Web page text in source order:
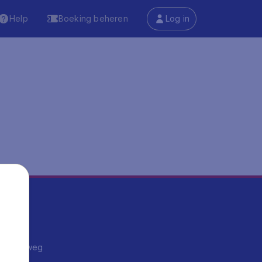
Help Boeking beheren Log in
weg